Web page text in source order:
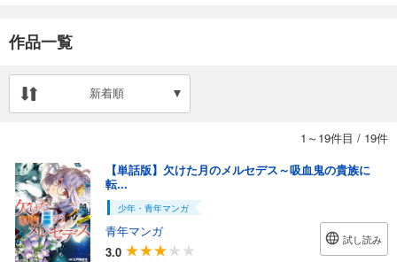
作品一覧
新着順
1～19件目 / 19件
【単話版】欠けた月のメルセデス～吸血鬼の貴族に
転...
少年・青年マンガ
青年マンガ
3.0
試し読み